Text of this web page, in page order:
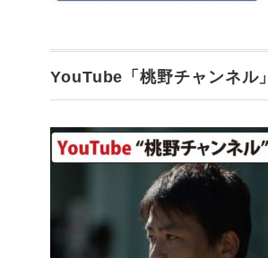
YouTube「桃野チャンネル」